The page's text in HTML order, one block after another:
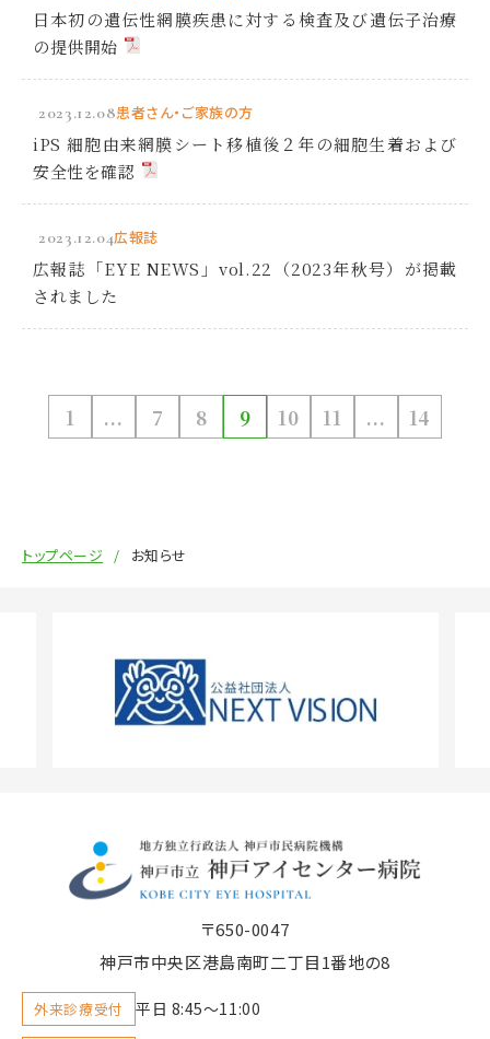
日本初の遺伝性網膜疾患に対する検査及び遺伝子治療
の提供開始
2023.12.08患者さん・ご家族の方
iPS 細胞由来網膜シート移植後２年の細胞生着および
安全性を確認
2023.12.04広報誌
広報誌「EYE NEWS」vol.22（2023年秋号）が掲載
されました
1 ... 7 8 9 10 11 ... 14
トップページ お知らせ
〒650-0047
神戸市中央区港島南町二丁目1番地の8
外来診療受付 平日 8:45〜11:00